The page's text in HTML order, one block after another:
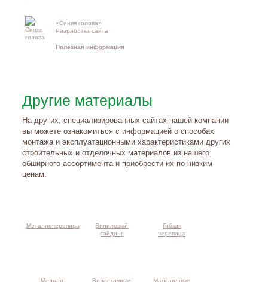
«Синяя голова»
Разработка сайта
Полезная информация
Другие материалы
На других, специализированных сайтах нашей компании
вы можете ознакомиться с информацией о способах
монтажа и эксплуатационными характеристиками других
строительных и отделочных материалов из нашего
обширного ассортимента и приобрести их по низким
ценам.
Металлочерепица
Виниловый
сайдинг
Гибкая
черепица
Медная Водосточные Мансардные